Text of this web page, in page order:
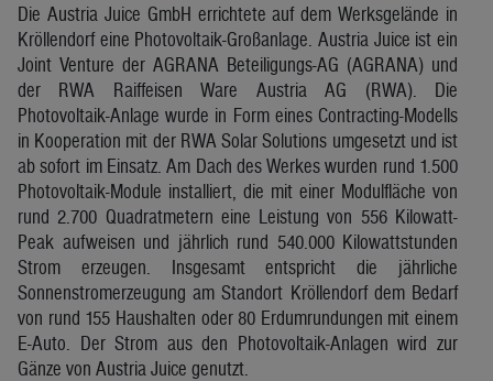
Die Austria Juice GmbH errichtete auf dem Werksgelände in
Kröllendorf eine Photovoltaik-Großanlage. Austria Juice ist ein
Joint Venture der AGRANA Beteiligungs-AG (AGRANA) und
der RWA Raiffeisen Ware Austria AG (RWA). Die
Photovoltaik-Anlage wurde in Form eines Contracting-Modells
in Kooperation mit der RWA Solar Solutions umgesetzt und ist
ab sofort im Einsatz. Am Dach des Werkes wurden rund 1.500
Photovoltaik-Module installiert, die mit einer Modulfläche von
rund 2.700 Quadratmetern eine Leistung von 556 Kilowatt-
Peak aufweisen und jährlich rund 540.000 Kilowattstunden
Strom erzeugen. Insgesamt entspricht die jährliche
Sonnenstromerzeugung am Standort Kröllendorf dem Bedarf
von rund 155 Haushalten oder 80 Erdumrundungen mit einem
E-Auto. Der Strom aus den Photovoltaik-Anlagen wird zur
Gänze von Austria Juice genutzt.